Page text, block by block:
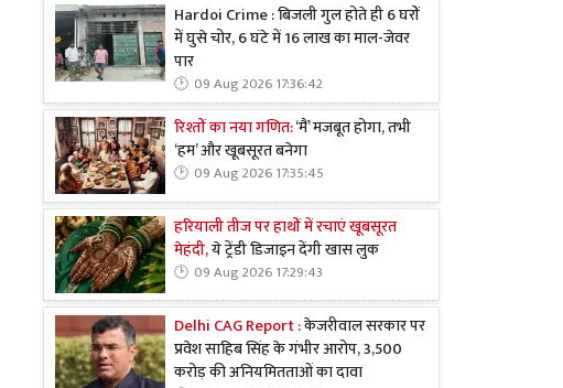
Hardoi Crime : बिजली गुल होते ही 6 घरों
में घुसे चोर, 6 घंटे में 16 लाख का माल-जेवर
पार
09 Aug 2026 17:36:42
रिश्तों का नया गणित:‘मैं’ मजबूत होगा, तभी
‘हम’ और खूबसूरत बनेगा
09 Aug 2026 17:35:45
हरियाली तीज पर हाथों में रचाएं खूबसूरत
मेहंदी,ये ट्रेंडी डिजाइन देंगी खास लुक
09 Aug 2026 17:29:43
Delhi CAG Report :केजरीवाल सरकार पर
प्रवेश साहिब सिंह के गंभीर आरोप, 3,500
करोड़ की अनियमितताओं का दावा